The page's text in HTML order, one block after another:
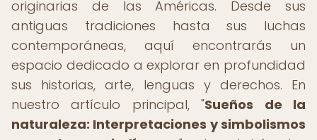
originarias de las Américas. Desde sus
antiguas tradiciones hasta sus luchas
contemporáneas, aquí encontrarás un
espacio dedicado a explorar en profundidad
sus historias, arte, lenguas y derechos. En
nuestro artículo principal, "Sueños de la
naturaleza: Interpretaciones y simbolismos